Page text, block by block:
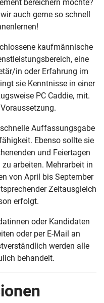
bereichern möchte?
auch gerne so schnell
kaufmännische
eine
in oder Erfahrung im
sie Kenntnisse in einer
PC Caddie, mit.
Auffassungsgabe
Ebenso sollte sie
und Feiertagen
arbeiten. Mehrarbeit in
von April bis September
Zeitausgleich
erfolgt.
oder Kandidaten
oder per E-Mail an
werden alle
behandelt.